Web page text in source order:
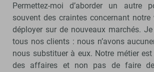
Permettez-moi d’aborder un autre
souvent des craintes concernant
déployer sur de nouveaux marchés.
tous nos clients : nous n’avons
nous substituer à eux. Notre métier
des affaires et non pas de faire